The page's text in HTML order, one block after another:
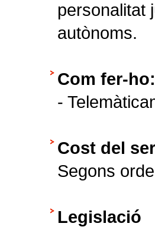
personalitat
autònoms.
Com fer-ho:
-
Cost del
Segons
Legislació